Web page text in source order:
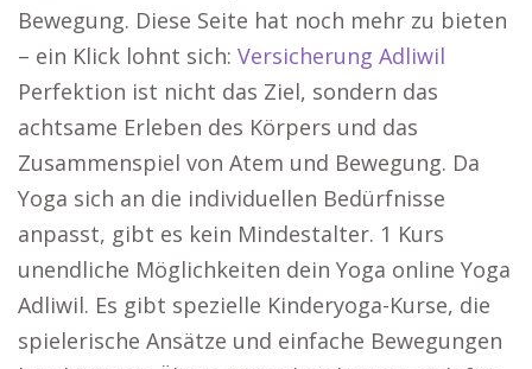
Bewegung. Diese Seite hat noch mehr zu bieten
– ein Klick lohnt sich: Versicherung Adliwil
Perfektion ist nicht das Ziel, sondern das
achtsame Erleben des Körpers und das
Zusammenspiel von Atem und Bewegung. Da
Yoga sich an die individuellen Bedürfnisse
anpasst, gibt es kein Mindestalter. 1 Kurs
unendliche Möglichkeiten dein Yoga online Yoga
Adliwil. Es gibt spezielle Kinderyoga-Kurse, die
spielerische Ansätze und einfache Bewegungen